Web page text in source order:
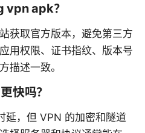
vpn apk？
获取官方版本，避免第三方
用权限、证书指纹、版本号
描述一致。
快吗？
延，但 VPN 的加密和隧道